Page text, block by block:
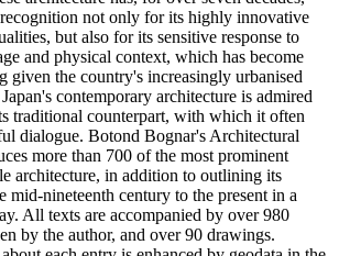
not only for its highly innovative
but also for its sensitive response to
and physical context, which has become
given the country's increasingly urbanised
contemporary architecture is admired
traditional counterpart, with which it often
dialogue. Botond Bognar's Architectural
more than 700 of the most prominent
architecture, in addition to outlining its
mid-nineteenth century to the present in a
All texts are accompanied by over 980
by the author, and over 90 drawings.